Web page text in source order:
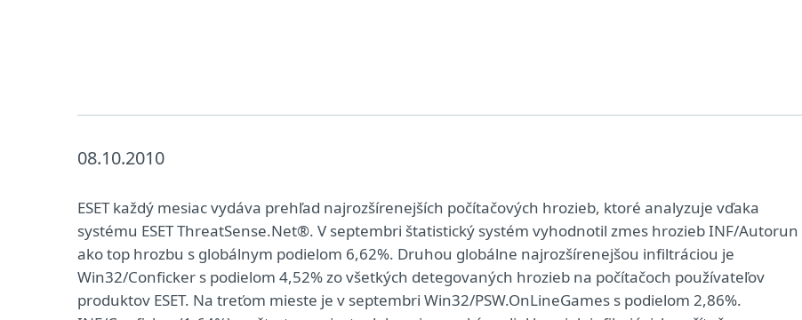
08.10.2010
ESET každý mesiac vydáva prehľad najrozšírenejších počítačových hrozieb, ktoré analyzuje vďaka
systému ESET ThreatSense.Net®. V septembri štatistický systém vyhodnotil zmes hrozieb INF/Autorun
ako top hrozbu s globálnym podielom 6,62%. Druhou globálne najrozšírenejšou infiltráciou je
Win32/Conficker s podielom 4,52% zo všetkých detegovaných hrozieb na počítačoch používateľov
produktov ESET. Na treťom mieste je v septembri Win32/PSW.OnLineGames s podielom 2,86%.